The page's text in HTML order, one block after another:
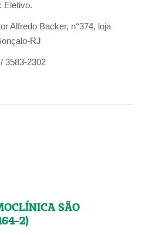
Eletivo.
Alfredo Backer, n°374, loja
RJ
3583-2302
SÃO
2)